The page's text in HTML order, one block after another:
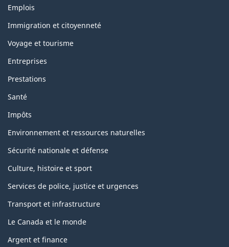
Thèmes
sujets
Emplois
Immigration et citoyenneté
Voyage et tourisme
Entreprises
Prestations
Santé
Impôts
Environnement et ressources naturelles
Sécurité nationale et défense
Culture, histoire et sport
Services de police, justice et urgences
Transport et infrastructure
Le Canada et le monde
Argent et finance